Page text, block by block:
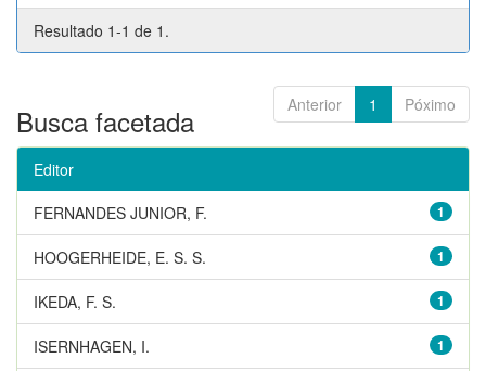
Resultado 1-1 de 1.
Anterior 1 Póximo
Busca facetada
Editor
1
FERNANDES JUNIOR, F.
1
HOOGERHEIDE, E. S. S.
1
IKEDA, F. S.
1
ISERNHAGEN, I.